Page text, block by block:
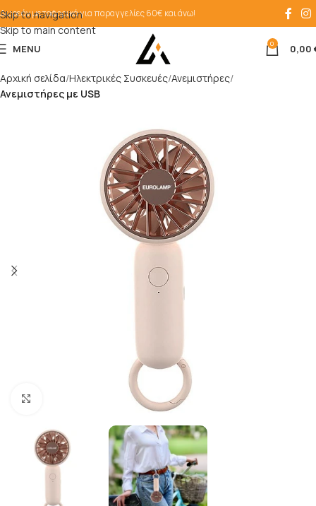
Skip to navigation
Skip to main content
Δωρεάν μεταφορικά για παραγγελίες 60€ και άνω!
MENU 0 0,00
Αρχική σελίδα Ηλεκτρικές Συσκευές Ανεμιστήρες
Ανεμιστήρες με USB